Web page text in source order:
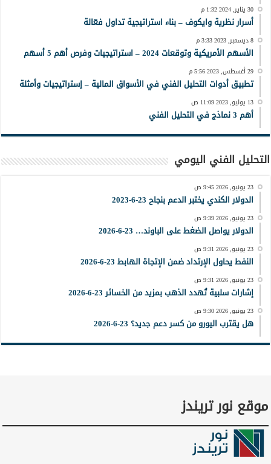
30 يناير, 2024 1:32 م
أسرار نظرية وايكوف – بناء استراتيجية تداول فعّالة
8 ديسمبر, 2023 3:33 م
الأسهم الأمريكية وتوقعات 2024 – استراتيجيات وفرص أهم 5 أسهم
29 أغسطس, 2023 5:56 م
تطبيق أدوات التحليل الفني في الأسواق المالية – إستراتيجيات وأمثلة
13 يوليو, 2023 11:09 ص
أهم 3 نماذج في التحليل الفني
التحليل الفني اليومي
23 يونيو, 2026 9:45 ص
الدولار الكندي يختبر الدعم بنجاح 23-6-2023
23 يونيو, 2026 9:39 ص
الدولار يواصل الضغط على الباوند… 23-6-2026
23 يونيو, 2026 9:31 ص
النفط يحاول الإرتداد ضمن الإتجاة الهابط 23-6-2026
23 يونيو, 2026 9:31 ص
إشارات سلبية تُهدد الذهب بمزيد من الخسائر 23-6-2026
23 يونيو, 2026 9:30 ص
هل يقترب اليورو من كسر دعم جديد؟ 23-6-2026
موقع نور تريندز